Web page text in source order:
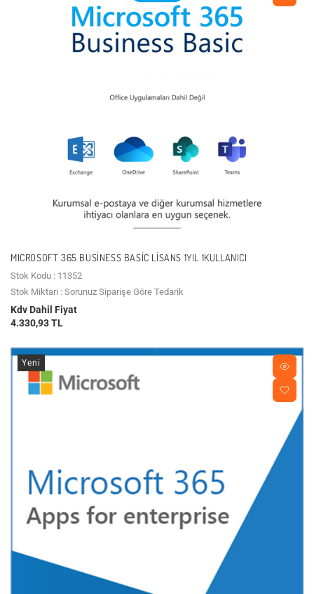
MICROSOFT 365 BUSINESS BASIC LISANS 1YIL 1KULLANICI
Stok Kodu : 11352
Stok Miktarı : Sorunuz Siparişe Göre Tedarik
Kdv Dahil Fiyat
4.330,93 TL
Yeni